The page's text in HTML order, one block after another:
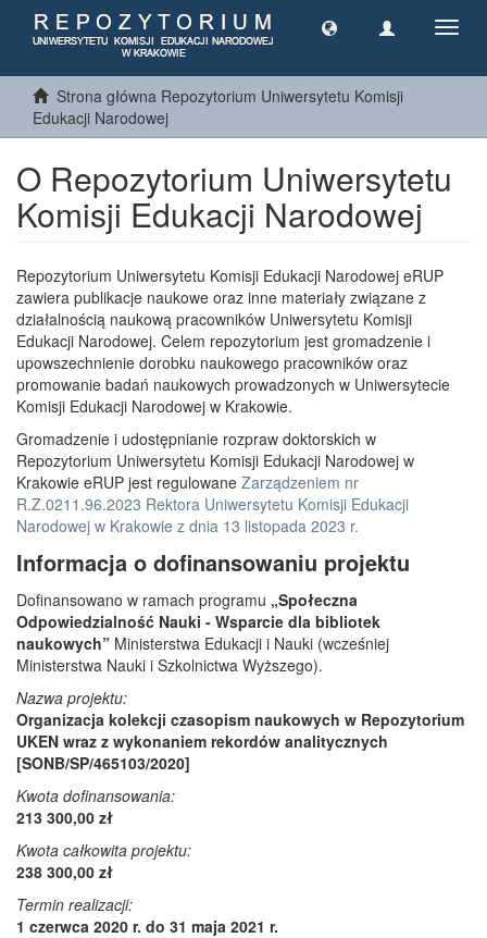
Strona główna Repozytorium Uniwersytetu Komisji
Edukacji Narodowej
O Repozytorium Uniwersytetu
Komisji Edukacji Narodowej
Repozytorium Uniwersytetu Komisji Edukacji Narodowej eRUP
zawiera publikacje naukowe oraz inne materiały związane z
działalnością naukową pracowników Uniwersytetu Komisji
Edukacji Narodowej. Celem repozytorium jest gromadzenie i
upowszechnienie dorobku naukowego pracowników oraz
promowanie badań naukowych prowadzonych w Uniwersytecie
Komisji Edukacji Narodowej w Krakowie.
Gromadzenie i udostępnianie rozpraw doktorskich w
Repozytorium Uniwersytetu Komisji Edukacji Narodowej w
Krakowie eRUP jest regulowane Zarządzeniem nr
R.Z.0211.96.2023 Rektora Uniwersytetu Komisji Edukacji
Narodowej w Krakowie z dnia 13 listopada 2023 r.
Informacja o dofinansowaniu projektu
Dofinansowano w ramach programu „Społeczna
Odpowiedzialność Nauki - Wsparcie dla bibliotek
naukowych” Ministerstwa Edukacji i Nauki (wcześniej
Ministerstwa Nauki i Szkolnictwa Wyższego).
Nazwa projektu:
Organizacja kolekcji czasopism naukowych w Repozytorium
UKEN wraz z wykonaniem rekordów analitycznych
[SONB/SP/465103/2020]
Kwota dofinansowania:
213 300,00 zł
Kwota całkowita projektu:
238 300,00 zł
Termin realizacji:
1 czerwca 2020 r. do 31 maja 2021 r.